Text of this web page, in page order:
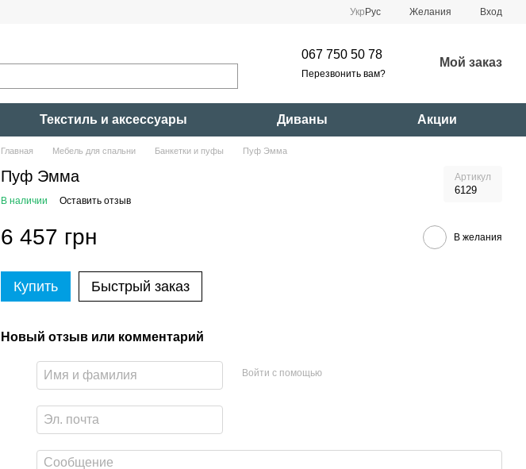
Укр Рус Желания Вход
067 750 50 78
Перезвонить вам?
Мой заказ
Текстиль и аксессуары Диваны Акции
Главная Мебель для спальни Банкетки и пуфы Пуф Эмма
Пуф Эмма Артикул
6129
В наличии Оставить отзыв
6 457 грн В желания
Купить Быстрый заказ
Новый отзыв или комментарий
Войти с помощью